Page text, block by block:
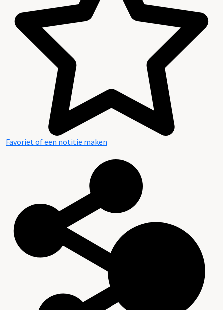
Favoriet of een notitie maken